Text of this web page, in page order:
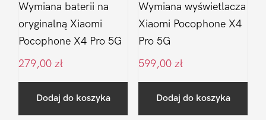
Wymiana baterii na
oryginalną Xiaomi
Pocophone X4 Pro 5G
279,00 zł
Dodaj do koszyka
Wymiana wyświetlacza
Xiaomi Pocophone X4
Pro 5G
599,00 zł
Dodaj do koszyka